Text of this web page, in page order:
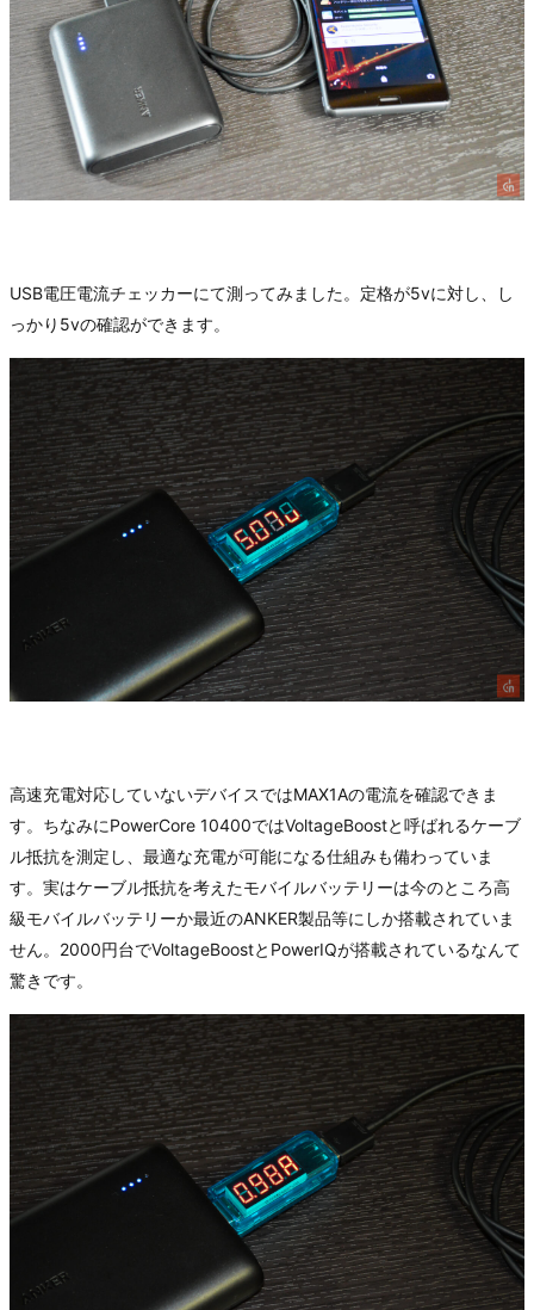
USB電圧電流チェッカーにて測ってみました。定格が5vに対し、し
っかり5vの確認ができます。
高速充電対応していないデバイスではMAX1Aの電流を確認できま
す。ちなみにPowerCore 10400ではVoltageBoostと呼ばれるケーブ
ル抵抗を測定し、最適な充電が可能になる仕組みも備わっていま
す。実はケーブル抵抗を考えたモバイルバッテリーは今のところ高
級モバイルバッテリーか最近のANKER製品等にしか搭載されていま
せん。2000円台でVoltageBoostとPowerIQが搭載されているなんて
驚きです。